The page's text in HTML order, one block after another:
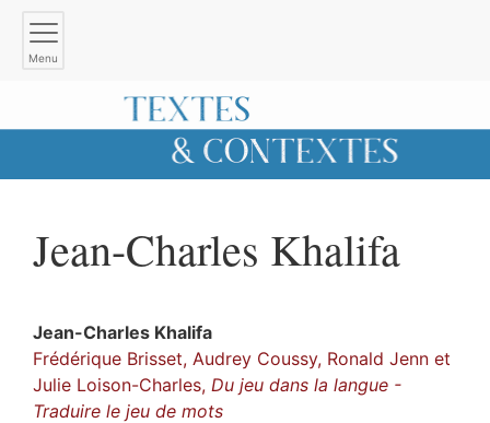
Menu
Jean-Charles Khalifa
Jean-Charles Khalifa
Frédérique Brisset, Audrey Coussy, Ronald Jenn et
Julie Loison-Charles, Du jeu dans la langue -
Traduire le jeu de mots